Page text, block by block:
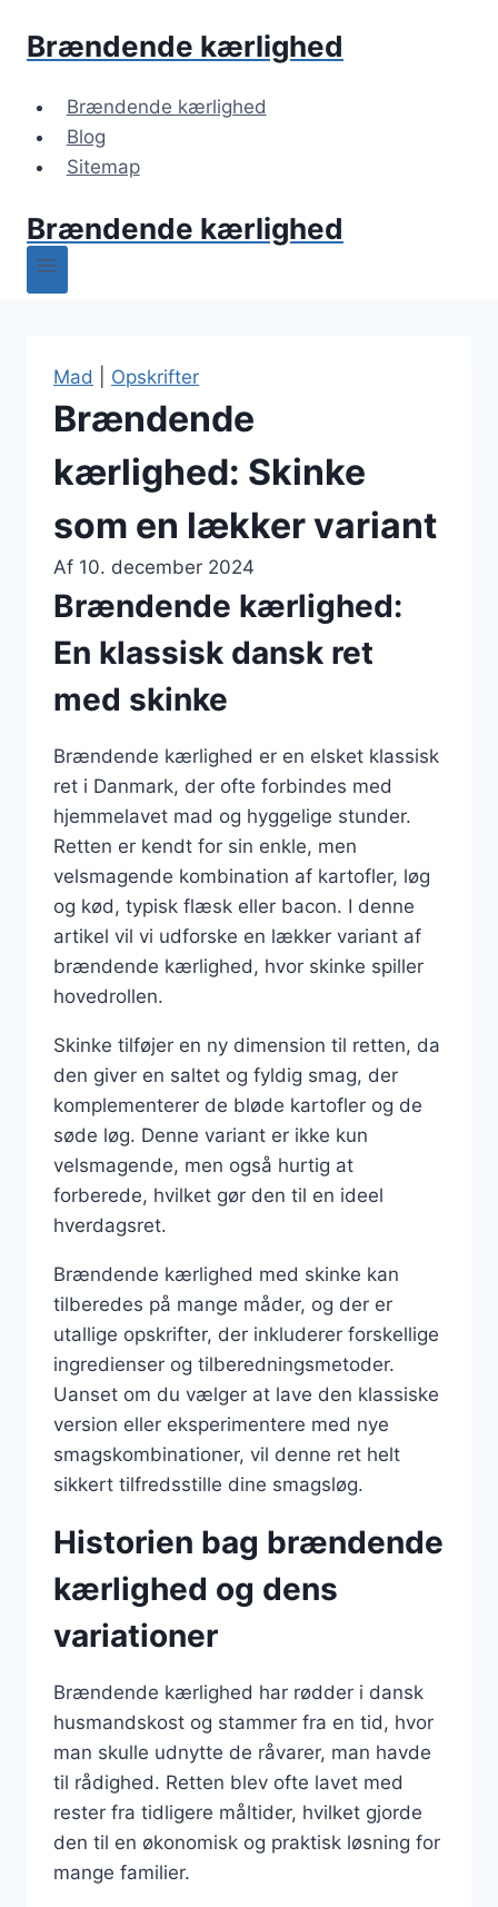
Brændende kærlighed
Brændende kærlighed
Blog
Sitemap
Brændende kærlighed
Mad Opskrifter
Brændende
kærlighed: Skinke
som en lækker variant
Af 10. december 2024
Brændende kærlighed:
En klassisk dansk ret
med skinke
Brændende kærlighed er en elsket klassisk
ret i Danmark, der ofte forbindes med
hjemmelavet mad og hyggelige stunder.
Retten er kendt for sin enkle, men
velsmagende kombination af kartofler, løg
og kød, typisk flæsk eller bacon. I denne
artikel vil vi udforske en lækker variant af
brændende kærlighed, hvor skinke spiller
hovedrollen.
Skinke tilføjer en ny dimension til retten, da
den giver en saltet og fyldig smag, der
komplementerer de bløde kartofler og de
søde løg. Denne variant er ikke kun
velsmagende, men også hurtig at
forberede, hvilket gør den til en ideel
hverdagsret.
Brændende kærlighed med skinke kan
tilberedes på mange måder, og der er
utallige opskrifter, der inkluderer forskellige
ingredienser og tilberedningsmetoder.
Uanset om du vælger at lave den klassiske
version eller eksperimentere med nye
smagskombinationer, vil denne ret helt
sikkert tilfredsstille dine smagsløg.
Historien bag brændende
kærlighed og dens
variationer
Brændende kærlighed har rødder i dansk
husmandskost og stammer fra en tid, hvor
man skulle udnytte de råvarer, man havde
til rådighed. Retten blev ofte lavet med
rester fra tidligere måltider, hvilket gjorde
den til en økonomisk og praktisk løsning for
mange familier.